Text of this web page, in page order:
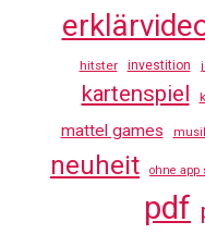
hitster investition
kartenspiel
mattel games
neuheit ohne app
pdf